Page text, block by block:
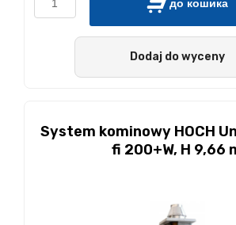
до кошика
Dodaj do wyceny
System kominowy HOCH
fi 200+W, H 9,66